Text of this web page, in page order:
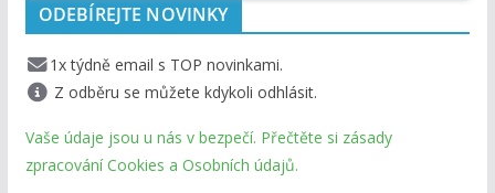
ODEBÍREJTE NOVINKY
1x týdně email s TOP novinkami.
Z odběru se můžete kdykoli odhlásit.
Vaše údaje jsou u nás v bezpečí. Přečtěte si zásady
zpracování Cookies a Osobních údajů.